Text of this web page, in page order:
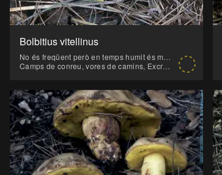
Bolbitius vitellinus
No és freqüent però en temps humit és molt vistosa i fins i tot espectacular pel seu color groc.
Camps de conreu, vores de camins, Excrements